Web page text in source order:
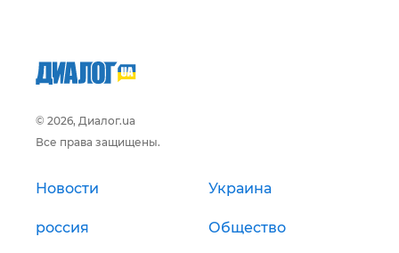
© 2026, Диалог.ua
Все права защищены.
Новости Украина
россия Общество